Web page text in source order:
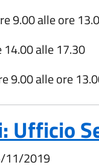
9.00 alle ore
14.00 alle 17.30
9.00 alle ore
Ufficio
11/2019